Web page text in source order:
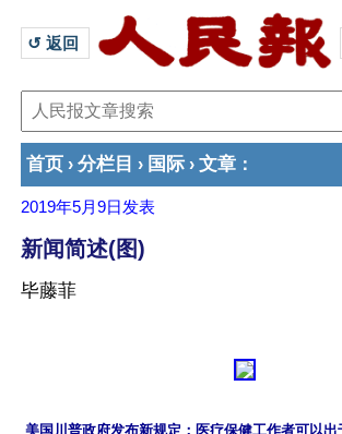
↺ 返回
首页 › 分栏目 › 国际 › 文章 ：
2019年5月9日 发表
新闻简述(图)
毕藤菲
美国川普政府发布新规定：医疗保健工作者可以出